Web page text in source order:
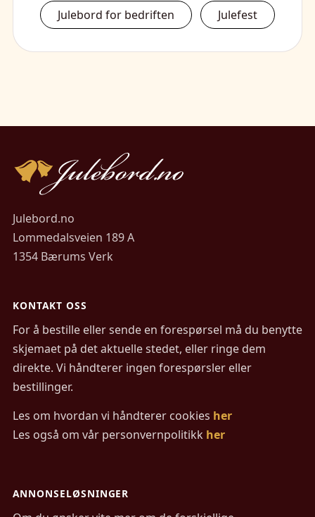
Julebord for bedriften Julefest
Julebord.no
Lommedalsveien 189 A
1354 Bærums Verk
KONTAKT OSS
For å bestille eller sende en forespørsel må du benytte
skjemaet på det aktuelle stedet, eller ringe dem
direkte. Vi håndterer ingen forespørsler eller
bestillinger.
Les om hvordan vi håndterer cookies her
Les også om vår personvernpolitikk her
ANNONSELØSNINGER